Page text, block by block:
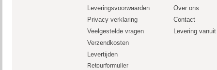
Leveringsvoorwaarden
Over ons
Privacy verklaring
Contact
Veelgestelde vragen
Levering
Verzendkosten
Levertijden
Retourformulier